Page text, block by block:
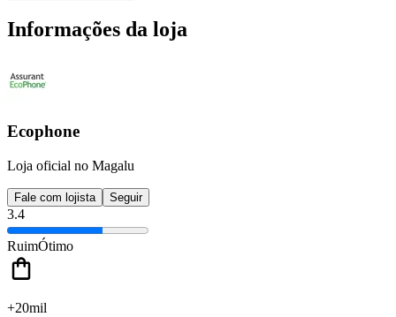
Informações da loja
Ecophone
Loja oficial no Magalu
Fale com lojista Seguir
3.4
RuimÓtimo
+20mil